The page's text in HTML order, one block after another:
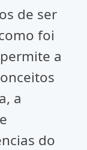
de ser
foi
a
a
do